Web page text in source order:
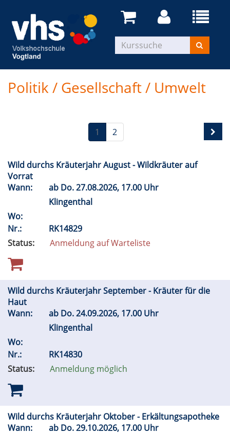
Politik / Gesellschaft / Umwelt
1 2
Wild durchs Kräuterjahr August - Wildkräuter auf
Vorrat
Wann:
ab Do.27.08.2026, 17.00 Uhr
Klingenthal
Wo:
Nr.:
RK14829
Status:
Anmeldung auf Warteliste
Wild durchs Kräuterjahr September - Kräuter für die
Haut
Wann:
ab Do.24.09.2026, 17.00 Uhr
Klingenthal
Wo:
Nr.:
RK14830
Status:
Anmeldung möglich
Wild durchs Kräuterjahr Oktober - Erkältungsapotheke
Wann:
ab Do.29.10.2026, 17.00 Uhr